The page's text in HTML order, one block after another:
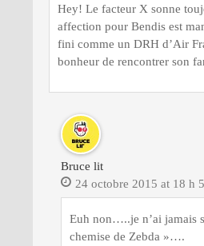
Hey! Le facteur X sonne
affection pour Bendis est
fini comme un DRH d’Air
bonheur de rencontrer son
Bruce lit
24 octobre 2015 at 18 h
Euh non…..je n’ai jamais
chemise de Zebda »….